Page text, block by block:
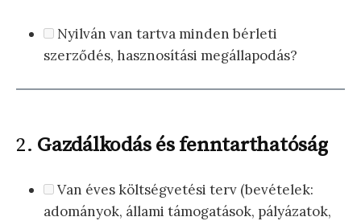
Nyilván van tartva minden bérleti
szerződés, hasznosítási megállapodás?
2. Gazdálkodás és fenntarthatóság
Van éves költségvetési terv (bevételek:
adományok, állami támogatások, pályázatok,